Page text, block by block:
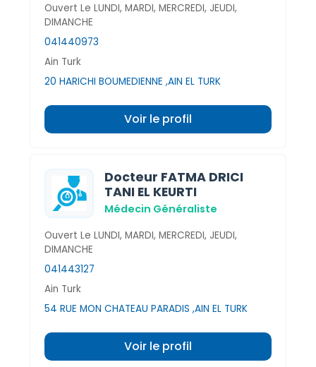
Ouvert Le LUNDI, MARDI, MERCREDI, JEUDI,
DIMANCHE
041440973
Ain Turk
20 HARICHI BOUMEDIENNE ,AIN EL TURK
Voir le profil
Docteur FATMA DRICI
TANI EL KEURTI
Médecin Généraliste
Ouvert Le LUNDI, MARDI, MERCREDI, JEUDI,
DIMANCHE
041443127
Ain Turk
54 RUE MON CHATEAU PARADIS ,AIN EL TURK
Voir le profil